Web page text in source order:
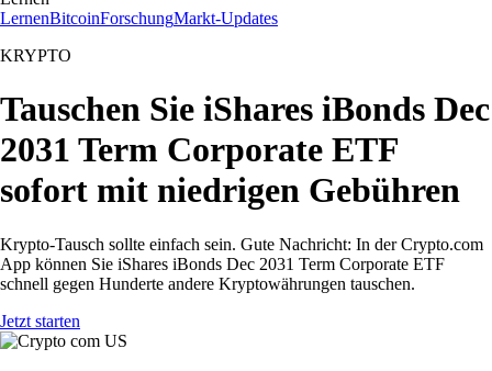
LernenBitcoinForschungMarkt-Updates
KRYPTO
Tauschen Sie iShares iBonds Dec
2031 Term Corporate ETF
sofort mit niedrigen Gebühren
Krypto-Tausch sollte einfach sein. Gute Nachricht: In der Crypto.com
App können Sie iShares iBonds Dec 2031 Term Corporate ETF
schnell gegen Hunderte andere Kryptowährungen tauschen.
Jetzt starten